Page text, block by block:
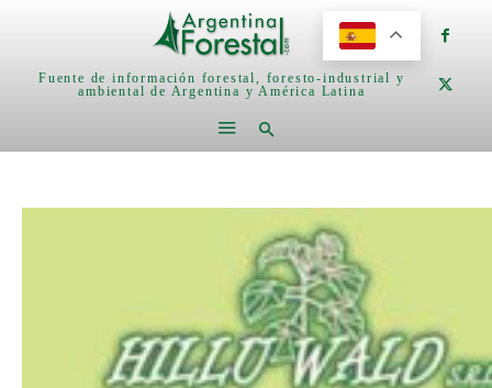
Fuente de información forestal, foresto-industrial y
ambiental de Argentina y América Latina